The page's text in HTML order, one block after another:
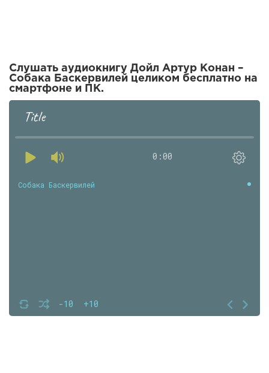
Слушать аудиокнигу Дойл Артур Конан –
Собака Баскервилей целиком бесплатно на
смартфоне и ПК.
Title
0:00
-10 +10
Собака Баскервилей